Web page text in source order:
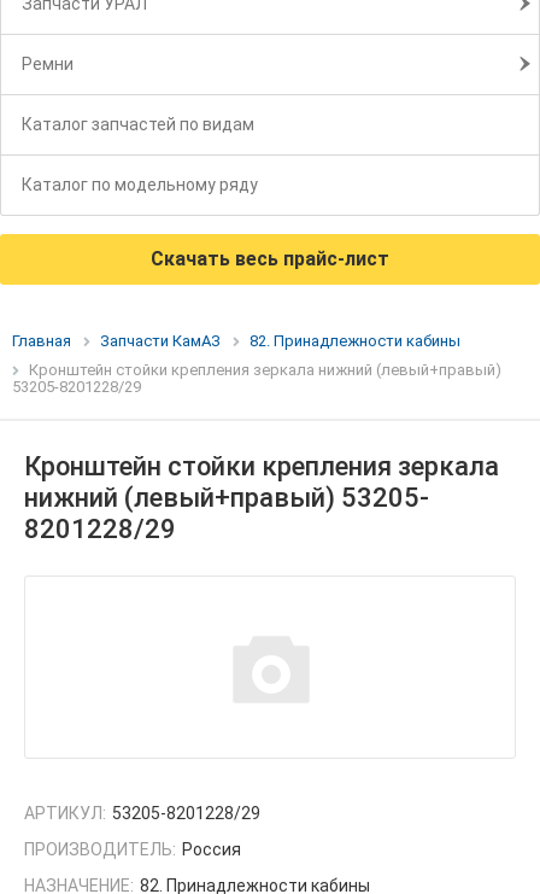
Ремни
Каталог запчастей по видам
Каталог по модельному ряду
Скачать весь прайс-лист
Главная Запчасти КамАЗ
82. Принадлежности кабины
Кронштейн стойки крепления зеркала нижний (левый+правый)
53205-8201228/29
Кронштейн стойки крепления зеркала
нижний (левый+правый) 53205-
8201228/29
АРТИКУЛ: 53205-8201228/29
ПРОИЗВОДИТЕЛЬ: Россия
НАЗНАЧЕНИЕ: 82. Принадлежности кабины